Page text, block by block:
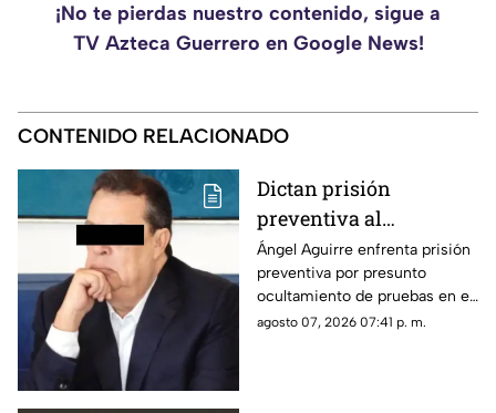
¡No te pierdas nuestro contenido, sigue a
TV Azteca Guerrero en Google News!
CONTENIDO RELACIONADO
Dictan prisión
preventiva al
exgobernador Ángel
Aguirre por presunto
ocultamiento de
pruebas en el caso
Ángel Aguirre enfrenta prisión
preventiva por presunto
ocultamiento de pruebas en el
caso de los 43 normalistas de
agosto 07, 2026 07:41 p. m.